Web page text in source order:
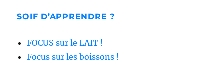
SOIF D’APPRENDRE ?
FOCUS sur le LAIT !
Focus sur les boissons !